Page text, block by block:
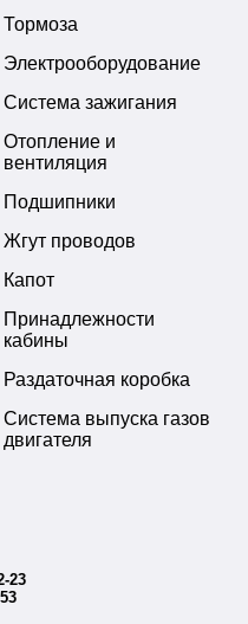
Тормоза
Электрооборудование
Система зажигания
Отопление и
вентиляция
Подшипники
Жгут проводов
Капот
Принадлежности
кабины
Раздаточная коробка
Система выпуска газов
двигателя
23